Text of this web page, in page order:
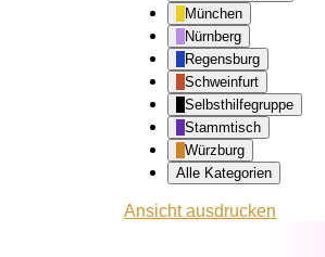
München
Nürnberg
Regensburg
Schweinfurt
Selbsthilfegruppe
Stammtisch
Würzburg
Alle Kategorien
Ansichtausdrucken